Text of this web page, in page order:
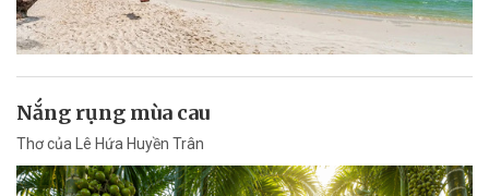
Nắng rụng mùa cau
Thơ của Lê Hứa Huyền Trân